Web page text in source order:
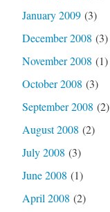
January 2009(3)
December 2008 (3)
November 2008 (1)
October 2008 (3)
September 2008 (2)
August 2008 (2)
July 2008 (3)
June 2008 (1)
April 2008 (2)